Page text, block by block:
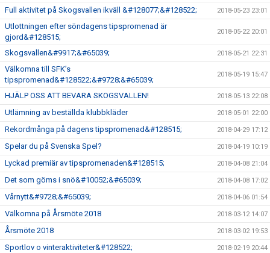
Full aktivitet på Skogsvallen ikväll &#128077;&#128522; 2018-05-23 23:01
Utlottningen efter söndagens tipspromenad är
gjord&#128515;
2018-05-22 20:01
Skogsvallen&#9917;&#65039; 2018-05-21 22:31
Välkomna till SFK’s
tipspromenad&#128522;&#9728;&#65039;
2018-05-19 15:47
HJÄLP OSS ATT BEVARA SKOGSVALLEN! 2018-05-13 22:08
Utlämning av beställda klubbkläder 2018-05-01 22:00
Rekordmånga på dagens tipspromenad&#128515; 2018-04-29 17:12
Spelar du på Svenska Spel? 2018-04-19 10:19
Lyckad premiär av tipspromenaden&#128515; 2018-04-08 21:04
Det som göms i snö&#10052;&#65039; 2018-04-08 17:02
Vårnytt&#9728;&#65039; 2018-04-06 01:54
Välkomna på Årsmöte 2018 2018-03-12 14:07
Årsmöte 2018 2018-03-02 19:53
Sportlov o vinteraktiviteter&#128522; 2018-02-19 20:44